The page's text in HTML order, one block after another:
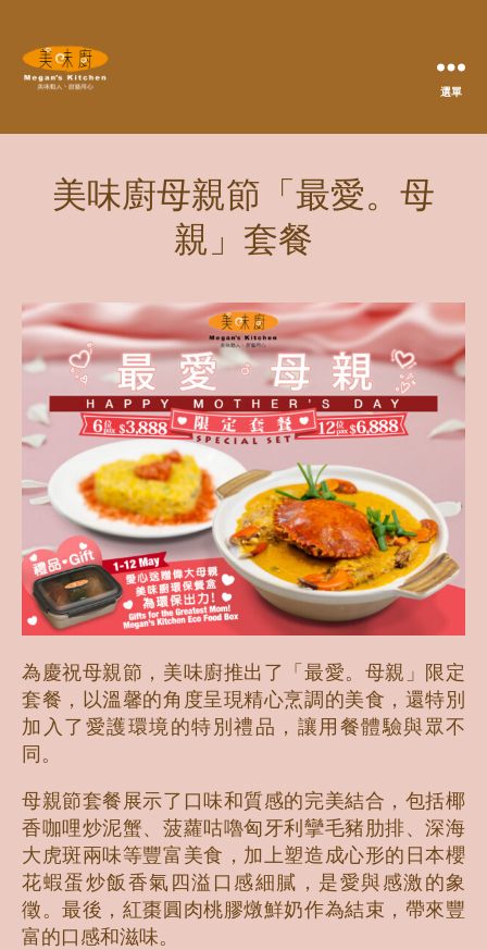
Kitchen
選單
美味廚母親節「最愛。母
親」套餐
為慶祝母親節，美味廚推出了「最愛。母親」限定
套餐，以溫馨的角度呈現精心烹調的美食，還特別
加入了愛護環境的特別禮品，讓用餐體驗與眾不
同。
母親節套餐展示了口味和質感的完美結合，包括椰
香咖哩炒泥蟹、菠蘿咕嚕匈牙利攣毛豬肋排、深海
大虎斑兩味等豐富美食，加上塑造成心形的日本櫻
花蝦蛋炒飯香氣四溢口感細膩，是愛與感激的象
徵。最後，紅棗圓肉桃膠燉鮮奶作為結束，帶來豐
富的口感和滋味。